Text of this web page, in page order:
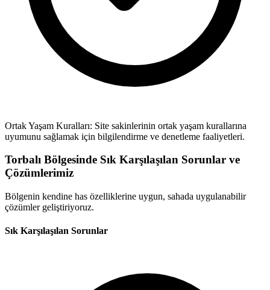
Ortak Yaşam Kuralları: Site sakinlerinin ortak yaşam kurallarına
uyumunu sağlamak için bilgilendirme ve denetleme faaliyetleri.
Torbalı Bölgesinde Sık Karşılaşılan Sorunlar ve
Çözümlerimiz
Bölgenin kendine has özelliklerine uygun, sahada uygulanabilir
çözümler geliştiriyoruz.
Sık Karşılaşılan Sorunlar